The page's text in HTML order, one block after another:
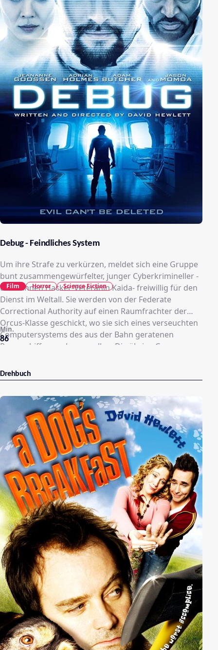
Debug - Feindliches System
Um ihre Strafe zu verkürzen, meldet sich eine Gruppe
bunt zusammengewürfelter, junger Cyberkrimineller -
unter ihnen Hacker-Veteranin Kaida- freiwillig für den
Dienst im Weltall. Sie werden von der Federate
Correctional Authority auf einen Raumfrachter der
Orcus-Klasse geschickt, wo sie sich eines verseuchten
Computersystems des aus der Bahn geratenen
Raumschiffs annehmen sollen. Die übrige Crew
intelligente Wächterprogramm IAM, das sich den
Neuankömmlingen gegenüber feindselig gibt und
Begrenzungen operiert. Als sie versuchen dieses zu
deaktivieren, bringen sich die sechs Computer-Hacker
in größte Gefahr. Sie begreifen, dass hier etwas
gehörig schief gelaufen ist. Es beginnt ein Kampf auf
Leben und Tod.
86
Min.
Film Horror Science Fiction
Drehbuch